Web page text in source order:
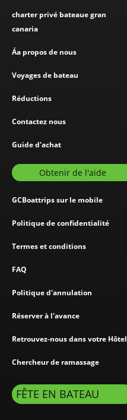
charter privé bateaue gran
canaria
Áa propos de nous
Voyages de bateau
Réductions
Contactez nous
Guide d'achat
Obtenir de l'aide
GCBoattrips sur le mobile
Politique de confidentialité
Termes et conditions
FAQ
Politique d'annulation
Réserver à l'avance
Retrouvez-nous dans votre Hôtel
Chercheur de ramassage
FÊTE EN BATEAU